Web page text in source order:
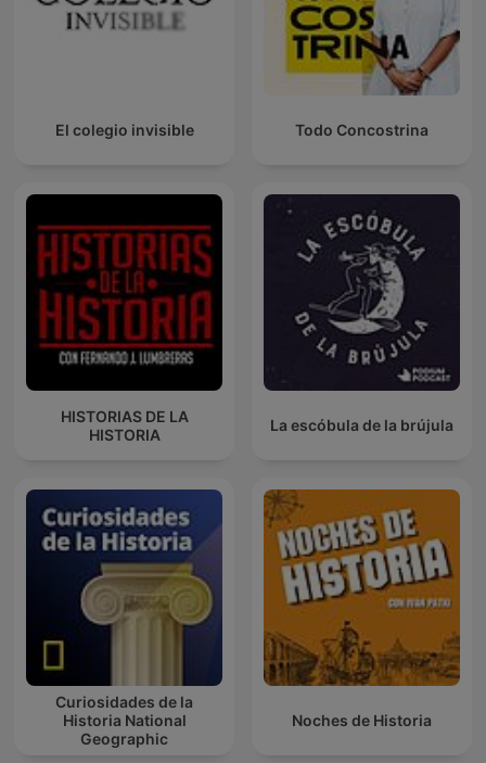
El colegio invisible Todo Concostrina
HISTORIAS DE LA
HISTORIA
La escóbula de la brújula
Curiosidades de la
Historia National
Geographic
Noches de Historia